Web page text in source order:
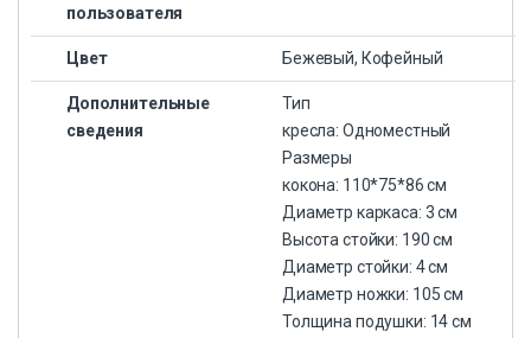
пользователя
Цвет Бежевый, Кофейный
Дополнительные
сведения
Тип
кресла: Одноместный
Размеры
кокона: 110*75*86 см
Диаметр каркаса: 3 см
Высота стойки: 190 см
Диаметр стойки: 4 см
Диаметр ножки: 105 см
Толщина подушки: 14 см